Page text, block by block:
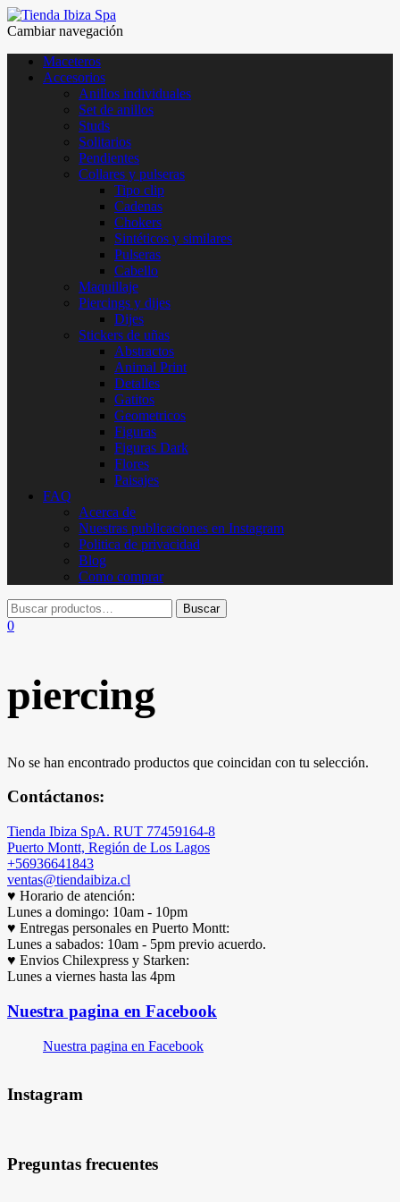
Cambiar navegación
Maceteros
Accesorios
Anillos individuales
Set de anillos
Studs
Solitarios
Pendientes
Collares y pulseras
Tipo clip
Cadenas
Chokers
Sintéticos y similares
Pulseras
Cabello
Maquillaje
Piercings y dijes
Dijes
Stickers de uñas
Abstractos
Animal Print
Detalles
Gatitos
Geometricos
Figuras
Figuras Dark
Flores
Paisajes
FAQ
Acerca de
Nuestras publicaciones en Instagram
Politica de privacidad
Blog
Como comprar
0
piercing
No se han encontrado productos que coincidan con tu selección.
Contáctanos:
Tienda Ibiza SpA. RUT 77459164-8
Puerto Montt, Región de Los Lagos
+56936641843
ventas@tiendaibiza.cl
♥ Horario de atención:
Lunes a domingo: 10am - 10pm
♥ Entregas personales en Puerto Montt:
Lunes a sabados: 10am - 5pm previo acuerdo.
♥ Envios Chilexpress y Starken:
Lunes a viernes hasta las 4pm
Nuestra pagina en Facebook
Nuestra pagina en Facebook
Instagram
Preguntas frecuentes